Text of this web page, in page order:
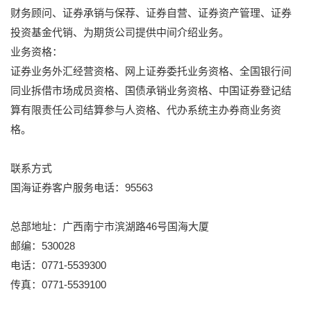
财务顾问、证券承销与保荐、证券自营、证券资产管理、证券
投资基金代销、为期货公司提供中间介绍业务。
业务资格：
证券业务外汇经营资格、网上证券委托业务资格、全国银行间
同业拆借市场成员资格、国债承销业务资格、中国证券登记结
算有限责任公司结算参与人资格、代办系统主办券商业务资
格。
联系方式
国海证券客户服务电话：95563
总部地址：广西南宁市滨湖路46号国海大厦
邮编：530028
电话：0771-5539300
传真：0771-5539100